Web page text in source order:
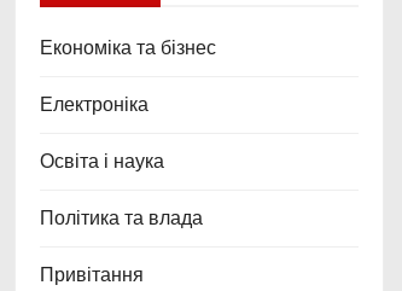
Економіка та бізнес
Електроніка
Освіта і наука
Політика та влада
Привітання